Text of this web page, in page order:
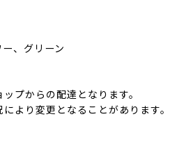
、グリーン
プからの配達となります。
より変更となることがあります。